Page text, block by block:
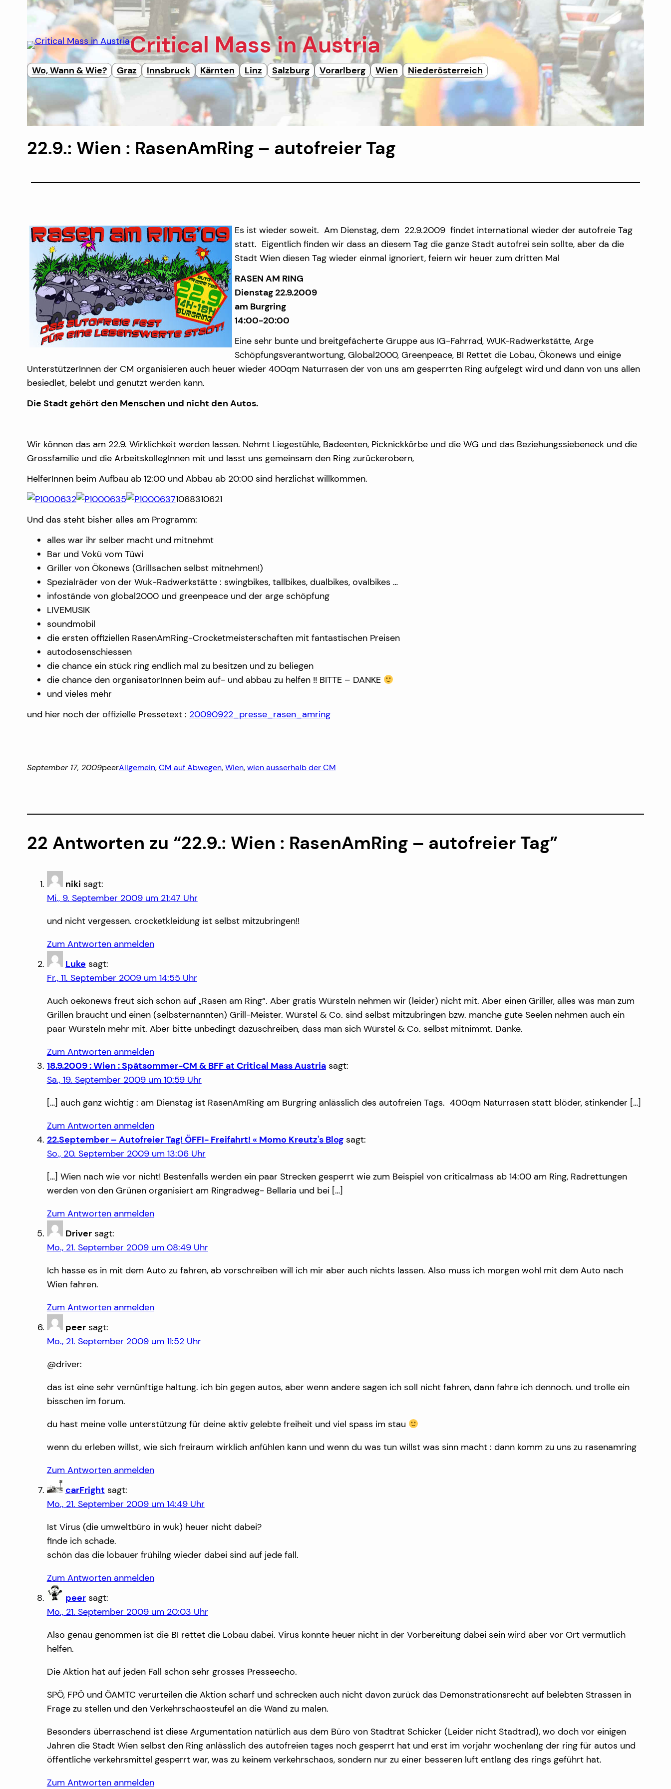
wechseln
Critical Massin Austria
Wo, Wann & Wie? Graz Innsbruck Kärnten Linz Salzburg Vorarlberg Wien Niederösterreich
22.9.: Wien : RasenAmRing – autofreier Tag
Es ist wieder soweit. Am Dienstag, dem 22.9.2009 findet international wieder der autofreie Tag
statt. Eigentlich finden wir dass an diesem Tag die ganze Stadt autofrei sein sollte, aber da die
Stadt Wien diesen Tag wieder einmal ignoriert, feiern wir heuer zum dritten Mal
RASEN AM RING
Dienstag 22.9.2009
am Burgring
14:00-20:00
Eine sehr bunte und breitgefächerte Gruppe aus IG-Fahrrad, WUK-Radwerkstätte, Arge
Schöpfungsverantwortung, Global2000, Greenpeace, BI Rettet die Lobau, Ökonews und einige
UnterstützerInnen der CM organisieren auch heuer wieder 400qm Naturrasen der von uns am gesperrten Ring aufgelegt wird und dann von uns allen
besiedlet, belebt und genutzt werden kann.
Die Stadt gehört den Menschen und nicht den Autos.
Wir können das am 22.9. Wirklichkeit werden lassen. Nehmt Liegestühle, Badeenten, Picknickkörbe und die WG und das Beziehungssiebeneck und die
Grossfamilie und die ArbeitskollegInnen mit und lasst uns gemeinsam den Ring zurückerobern,
HelferInnen beim Aufbau ab 12:00 und Abbau ab 20:00 sind herzlichst willkommen.
1068310621
Und das steht bisher alles am Programm:
alles war ihr selber macht und mitnehmt
Bar und Vokü vom Tüwi
Griller von Ökonews (Grillsachen selbst mitnehmen!)
Spezialräder von der Wuk-Radwerkstätte : swingbikes, tallbikes, dualbikes, ovalbikes …
infostände von global2000 und greenpeace und der arge schöpfung
LIVEMUSIK
soundmobil
die ersten offiziellen RasenAmRing-Crocketmeisterschaften mit fantastischen Preisen
autodosenschiessen
die chance ein stück ring endlich mal zu besitzen und zu beliegen
die chance den organisatorInnen beim auf- und abbau zu helfen !! BITTE – DANKE
und vieles mehr
und hier noch der offizielle Pressetext : 20090922_presse_rasen_amring
September 17, 2009peerAllgemein, CM auf Abwegen, Wien, wien ausserhalb der CM
22 Antworten zu “22.9.: Wien : RasenAmRing – autofreier Tag”
niki sagt:
Mi., 9. September 2009 um 21:47 Uhr
und nicht vergessen. crocketkleidung ist selbst mitzubringen!!
Zum Antworten anmelden
Luke sagt:
Fr., 11. September 2009 um 14:55 Uhr
Auch oekonews freut sich schon auf „Rasen am Ring“. Aber gratis Würsteln nehmen wir (leider) nicht mit. Aber einen Griller, alles was man zum
Grillen braucht und einen (selbsternannten) Grill-Meister. Würstel & Co. sind selbst mitzubringen bzw. manche gute Seelen nehmen auch ein
paar Würsteln mehr mit. Aber bitte unbedingt dazuschreiben, dass man sich Würstel & Co. selbst mitnimmt. Danke.
Zum Antworten anmelden
18.9.2009 : Wien : Spätsommer-CM & BFF at Critical Mass Austria sagt:
Sa., 19. September 2009 um 10:59 Uhr
[…] auch ganz wichtig : am Dienstag ist RasenAmRing am Burgring anlässlich des autofreien Tags. 400qm Naturrasen statt blöder, stinkender […]
Zum Antworten anmelden
22.September – Autofreier Tag! ÖFFI- Freifahrt! « Momo Kreutz's Blog sagt:
So., 20. September 2009 um 13:06 Uhr
[…] Wien nach wie vor nicht! Bestenfalls werden ein paar Strecken gesperrt wie zum Beispiel von criticalmass ab 14:00 am Ring, Radrettungen
werden von den Grünen organisiert am Ringradweg- Bellaria und bei […]
Zum Antworten anmelden
Driver sagt:
Mo., 21. September 2009 um 08:49 Uhr
Ich hasse es in mit dem Auto zu fahren, ab vorschreiben will ich mir aber auch nichts lassen. Also muss ich morgen wohl mit dem Auto nach
Wien fahren.
Zum Antworten anmelden
peer sagt:
Mo., 21. September 2009 um 11:52 Uhr
@driver:
das ist eine sehr vernünftige haltung. ich bin gegen autos, aber wenn andere sagen ich soll nicht fahren, dann fahre ich dennoch. und trolle ein
bisschen im forum.
du hast meine volle unterstützung für deine aktiv gelebte freiheit und viel spass im stau
wenn du erleben willst, wie sich freiraum wirklich anfühlen kann und wenn du was tun willst was sinn macht : dann komm zu uns zu rasenamring
Zum Antworten anmelden
carFright sagt:
Mo., 21. September 2009 um 14:49 Uhr
Ist Virus (die umweltbüro in wuk) heuer nicht dabei?
finde ich schade.
schön das die lobauer frühilng wieder dabei sind auf jede fall.
Zum Antworten anmelden
peer sagt:
Mo., 21. September 2009 um 20:03 Uhr
Also genau genommen ist die BI rettet die Lobau dabei. Virus konnte heuer nicht in der Vorbereitung dabei sein wird aber vor Ort vermutlich
helfen.
Die Aktion hat auf jeden Fall schon sehr grosses Presseecho.
SPÖ, FPÖ und ÖAMTC verurteilen die Aktion scharf und schrecken auch nicht davon zurück das Demonstrationsrecht auf belebten Strassen in
Frage zu stellen und den Verkehrschaosteufel an die Wand zu malen.
Besonders überraschend ist diese Argumentation natürlich aus dem Büro von Stadtrat Schicker (Leider nicht Stadtrad), wo doch vor einigen
Jahren die Stadt Wien selbst den Ring anlässlich des autofreien tages noch gesperrt hat und erst im vorjahr wochenlang der ring für autos und
öffentliche verkehrsmittel gesperrt war, was zu keinem verkehrschaos, sondern nur zu einer besseren luft entlang des rings geführt hat.
Zum Antworten anmelden